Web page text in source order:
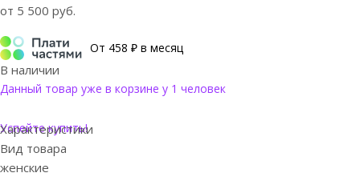
от 5 500 руб.
От 458 ₽ в месяц
В наличии
Данный товар уже в корзине у 1 человек
Успейте купить!
Характеристики
Вид товара
женские